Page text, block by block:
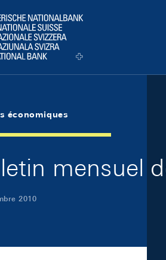
économiques
mensuel
2010